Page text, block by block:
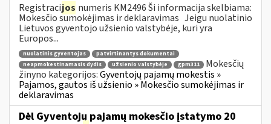
Registracijos numeris KM2496 Ši informacija skelbiama:
Mokesčio sumokėjimas ir deklaravimas Jeigu nuolatinio
Lietuvos gyventojo užsienio valstybėje, kuri yra
Europos...
nuolatinis gyventojas
patvirtinantys dokumentai
neapmokestinamasis dydis
užsienio valstybėje gpm311
Mokesčių
žinyno kategorijos:Gyventojų pajamų mokestis »
Pajamos, gautos iš užsienio » Mokesčio sumokėjimas ir
deklaravimas
Dėl Gyventojų pajamų mokesčio įstatymo 20